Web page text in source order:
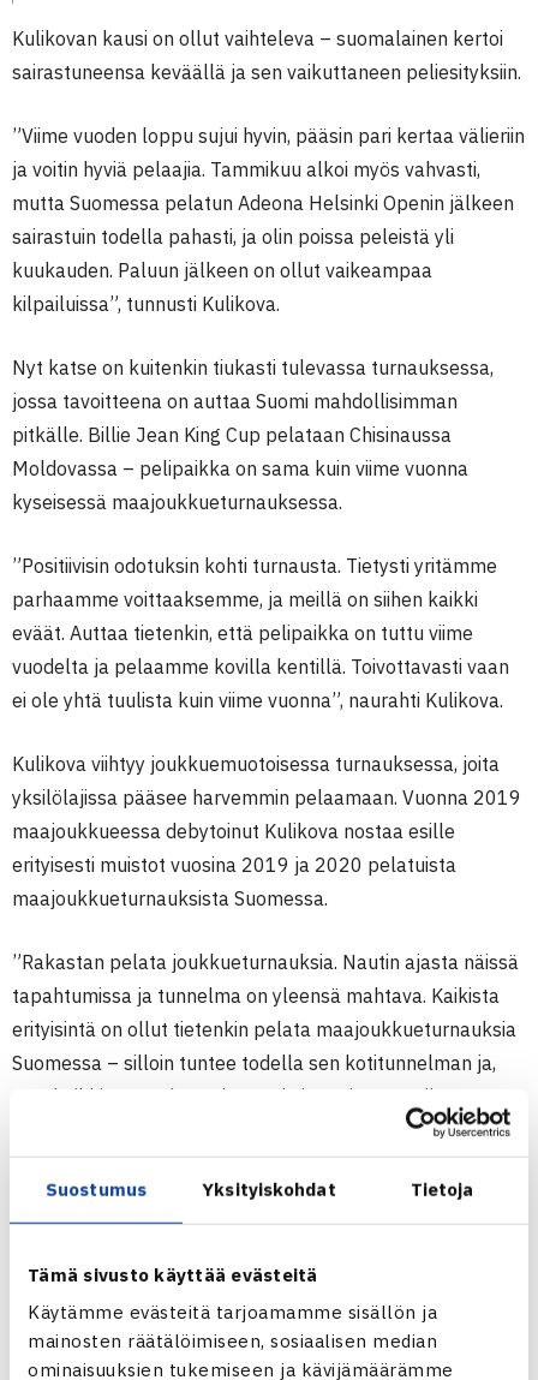
Suostumus Yksityiskohdat Tietoja
Tämä sivusto käyttää evästeitä
Käytämme evästeitä tarjoamamme sisällön ja
mainosten räätälöimiseen, sosiaalisen median
ominaisuuksien tukemiseen ja kävijämäärämme
Kulikovan kausi on ollut vaihteleva – suomalainen kertoi
sairastuneensa keväällä ja sen vaikuttaneen peliesityksiin.
”Viime vuoden loppu sujui hyvin, pääsin pari kertaa välieriin
ja voitin hyviä pelaajia. Tammikuu alkoi myös vahvasti,
mutta Suomessa pelatun Adeona Helsinki Openin jälkeen
sairastuin todella pahasti, ja olin poissa peleistä yli
kuukauden. Paluun jälkeen on ollut vaikeampaa
kilpailuissa”, tunnusti Kulikova.
Nyt katse on kuitenkin tiukasti tulevassa turnauksessa,
jossa tavoitteena on auttaa Suomi mahdollisimman
pitkälle. Billie Jean King Cup pelataan Chisinaussa
Moldovassa – pelipaikka on sama kuin viime vuonna
kyseisessä maajoukkueturnauksessa.
”Positiivisin odotuksin kohti turnausta. Tietysti yritämme
parhaamme voittaaksemme, ja meillä on siihen kaikki
eväät. Auttaa tietenkin, että pelipaikka on tuttu viime
vuodelta ja pelaamme kovilla kentillä. Toivottavasti vaan
ei ole yhtä tuulista kuin viime vuonna”, naurahti Kulikova.
Kulikova viihtyy joukkuemuotoisessa turnauksessa, joita
yksilölajissa pääsee harvemmin pelaamaan. Vuonna 2019
maajoukkueessa debytoinut Kulikova nostaa esille
erityisesti muistot vuosina 2019 ja 2020 pelatuista
maajoukkueturnauksista Suomessa.
”Rakastan pelata joukkueturnauksia. Nautin ajasta näissä
tapahtumissa ja tunnelma on yleensä mahtava. Kaikista
erityisintä on ollut tietenkin pelata maajoukkueturnauksia
Suomessa – silloin tuntee todella sen kotitunnelman ja,
että kaikki ovat tukenasi. Se vahvistaa ja antaa lisää
tahtoa pelata vielä paremmin. Tänä vuonna pelataan
ulkomailla, ja Moldova kyllä käy. Tärkeintä on pelata hyvin
ja varmasti totumme olosuhteisiin kisapaikalla.”